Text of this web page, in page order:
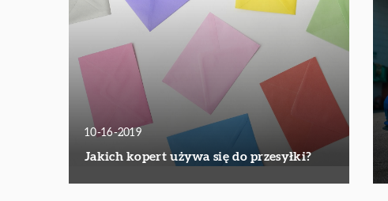
10-16-2019
Jakich kopert używa się do przesyłki?